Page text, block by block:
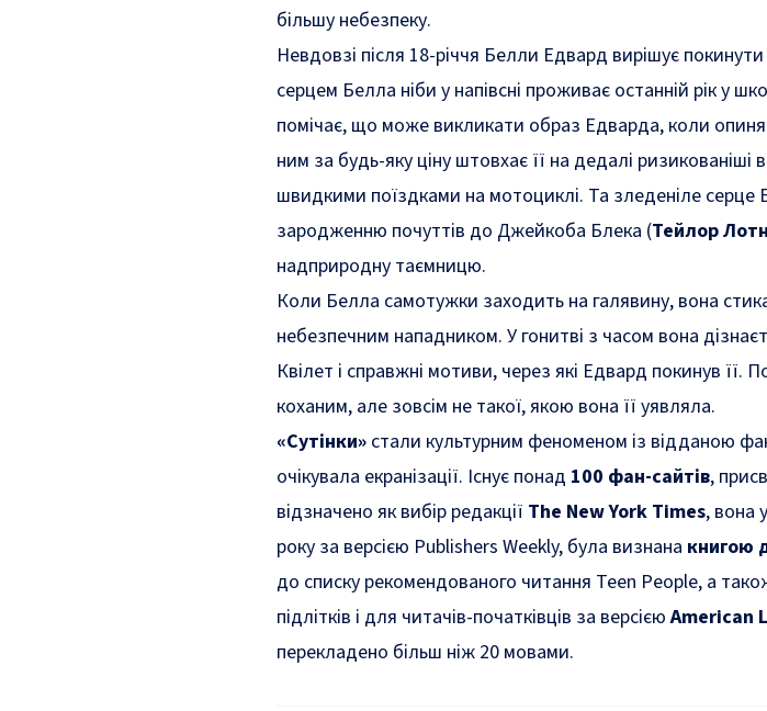
більшу небезпеку.
Невдовзі після 18-річчя Белли Едвард вирішує
серцем Белла ніби у напівсні проживає останній рік у
помічає, що може викликати образ Едварда, коли
ним за будь-яку ціну штовхає її на дедалі
швидкими поїздками на мотоциклі. Та зледеніле
зародженню почуттів до Джейкоба Блека (Тейлор
надприродну таємницю.
Коли Белла самотужки заходить на галявину, вона
небезпечним нападником. У гонитві з часом вона
Квілет і справжні мотиви, через які Едвард покинув її.
коханим, але зовсім не такої, якою вона її уявляла.
«Сутінки» стали культурним феноменом із відданою
очікувала екранізації. Існує понад 100 фан-сайтів,
відзначено як вибір редакції The New York Times, вона
року за версією Publishers Weekly, була визнана книгою
до списку рекомендованого читання Teen People, а
підлітків і для читачів-початківців за версієюAmerican
перекладено більш ніж 20 мовами.